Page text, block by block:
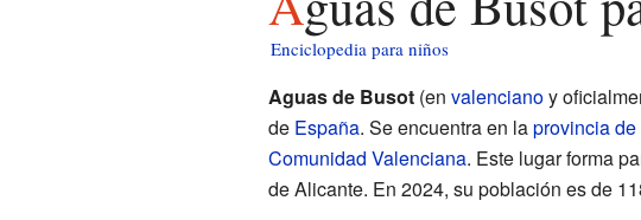
Enciclopedia para niños
Aguas de Busot(en valencianoy
de España. Se encuentra en laprovincia
Comunidad Valenciana. Este lugar forma
de Alicante. En 2024, su población es de